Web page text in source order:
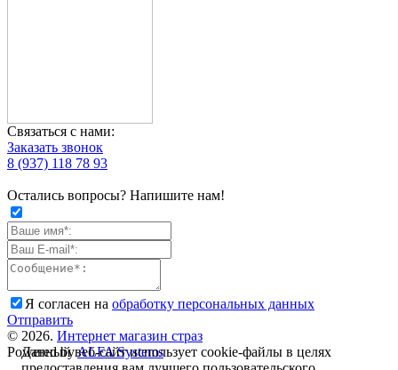
Связаться с нами:
Заказать звонок
8 (937) 118 78 93
Остались вопросы? Напишите нам!
Я согласен на обработку персональных данных
Отправить
© 2026. Интернет магазин страз
Powered byALFA Systems
Данный веб-сайт использует cookie-файлы в целях